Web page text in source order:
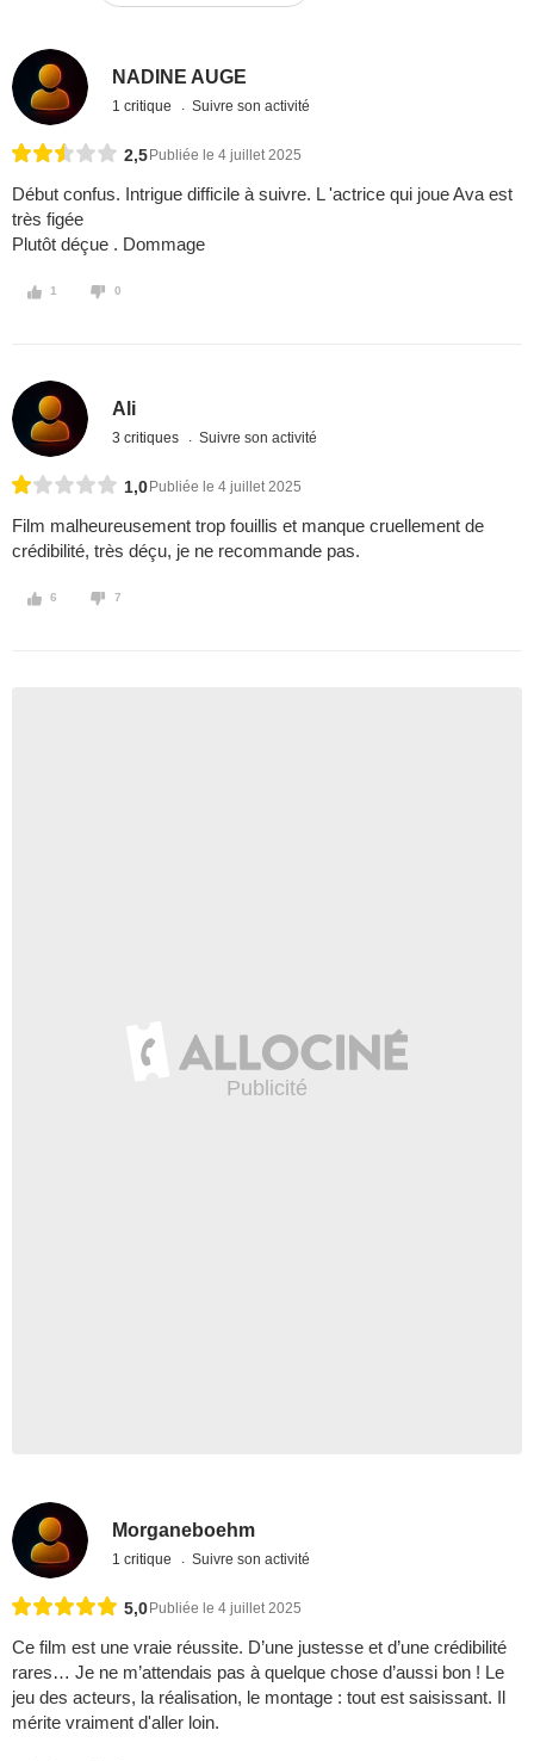
NADINE AUGE
1 critique Suivre son activité
2,5 Publiée le 4 juillet 2025
Début confus. Intrigue difficile à suivre. L 'actrice qui joue Ava est
très figée
Plutôt déçue . Dommage
1 0
Ali
3 critiques Suivre son activité
1,0 Publiée le 4 juillet 2025
Film malheureusement trop fouillis et manque cruellement de
crédibilité, très déçu, je ne recommande pas.
6 7
Morganeboehm
1 critique Suivre son activité
5,0 Publiée le 4 juillet 2025
Ce film est une vraie réussite. D’une justesse et d’une crédibilité
rares… Je ne m’attendais pas à quelque chose d’aussi bon ! Le
jeu des acteurs, la réalisation, le montage : tout est saisissant. Il
mérite vraiment d'aller loin.